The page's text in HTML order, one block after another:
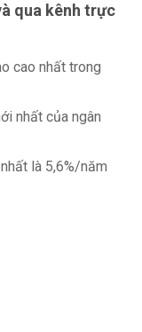
qua kênh trực
cao nhất trong
nhất của ngân
là 5,6%/năm